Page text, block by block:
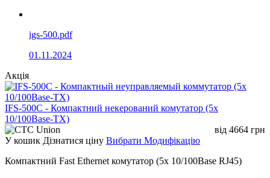
igs-500.pdf
01.11.2024
Акція
IFS-500C - Компактний некерований комутатор (5x
10/100Base-TX)
від 4664 грн
У кошик Дізнатися ціну Вибрати Модифікацію
Компактний Fast Ethernet комутатор (5x 10/100Base RJ45)